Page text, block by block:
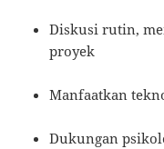
Diskusi rutin,
proyek
Manfaatkan
Dukungan